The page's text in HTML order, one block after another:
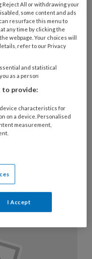
thema
ONDERNEMEN
Reject All or withdrawing your
some content and ads
resurface this menu to
any time by clicking the
webpage. Your choices will
refer to our Privacy
and statistical
as a person
to provide:
characteristics for
on a device. Personalised
measurement,
I Accept